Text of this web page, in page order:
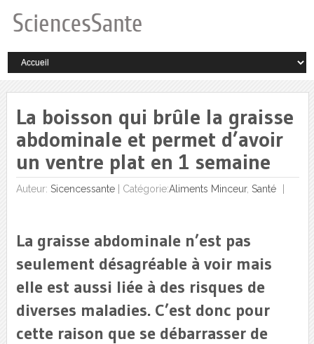
La boisson qui brûle la graisse
abdominale et permet d’avoir
un ventre plat en 1 semaine
Auteur: Sicencessante| Catégorie:Aliments Minceur, Santé
La graisse abdominale n’est pas
seulement désagréable à voir mais
elle est aussi liée à des risques de
diverses maladies. C’est donc pour
cette raison que se débarrasser de